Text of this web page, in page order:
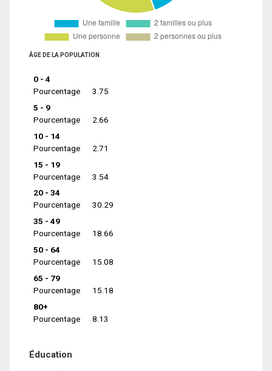
ÂGE DE LA POPULATION
0 - 4
Pourcentage
3.75
5 - 9
Pourcentage
2.66
10 - 14
Pourcentage
2.71
15 - 19
Pourcentage
3.54
20 - 34
Pourcentage
30.29
35 - 49
Pourcentage
18.66
50 - 64
Pourcentage
15.08
65 - 79
Pourcentage
15.18
80+
Pourcentage
8.13
Éducation